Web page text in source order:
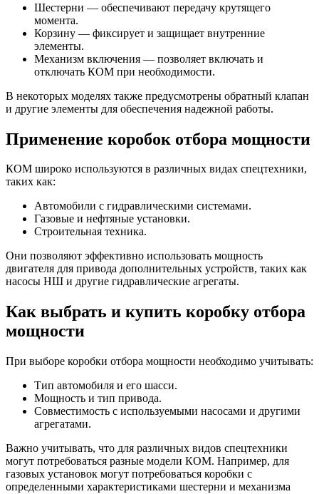
Шестерни — обеспечивают передачу крутящего
момента.
Корзину — фиксирует и защищает внутренние
элементы.
Механизм включения — позволяет включать и
отключать КОМ при необходимости.
В некоторых моделях также предусмотрены обратный клапан
и другие элементы для обеспечения надежной работы.
Применение коробок отбора мощности
КОМ широко используются в различных видах спецтехники,
таких как:
Автомобили с гидравлическими системами.
Газовые и нефтяные установки.
Строительная техника.
Они позволяют эффективно использовать мощность
двигателя для привода дополнительных устройств, таких как
насосы НШ и другие гидравлические агрегаты.
Как выбрать и купить коробку отбора
мощности
При выборе коробки отбора мощности необходимо учитывать:
Тип автомобиля и его шасси.
Мощность и тип привода.
Совместимость с используемыми насосами и другими
агрегатами.
Важно учитывать, что для различных видов спецтехники
могут потребоваться разные модели КОМ. Например, для
газовых установок могут потребоваться коробки с
определенными характеристиками шестерни и механизма